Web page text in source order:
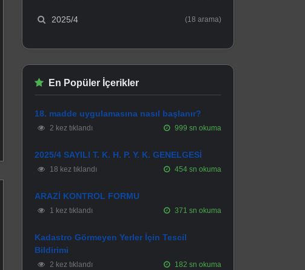
2025/4 (18 arama)
En Popüler İçerikler
18. madde uygulamasına nasıl başlanır?
2 kez tıklandı 999 sn okuma
2025/4 SAYILI T. K. H. P. Y. K. GENELGESİ
18 kez tıklandı 454 sn okuma
ARAZİ KONTROL FORMU
1 kez tıklandı 371 sn okuma
Kadastro Görmeyen Yerler İçin Tescil
Bildirimi
2 kez tıklandı 182 sn okuma